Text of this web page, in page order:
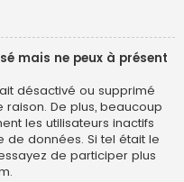
mais ne peux à présent
désactivé ou supprimé
De plus, beaucoup
les utilisateurs inactifs
données. Si tel était le
de participer plus